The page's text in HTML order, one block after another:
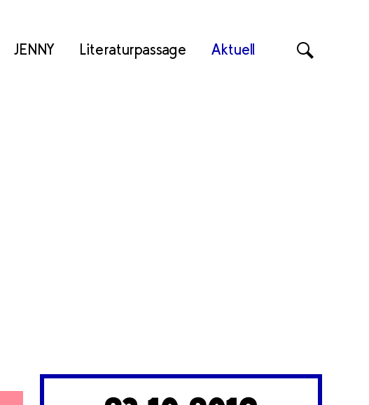
JENNY Literaturpassage
Aktuell